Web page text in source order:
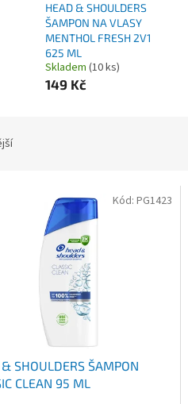
HEAD & SHOULDERS
ŠAMPON NA VLASY
MENTHOL FRESH 2V1
625 ML
Skladem (10 ks)
149 Kč
SHOULDERS ŠAMPON
CLEAN 95 ML
Kód: PG1423